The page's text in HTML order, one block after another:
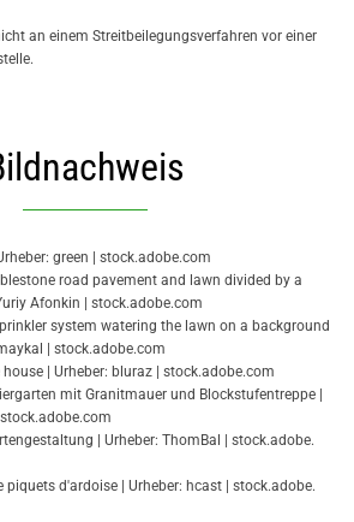
an einem Streit­bei­le­gungs­ver­fah­ren vor einer
green | stock.​adobe.​com
road pavement and lawn divided by a
Afonkin | stock.​adobe.​com
system watering the lawn on a background
| stock.​adobe.​com
| Ur­he­ber: bluraz | stock.​adobe.​com
mit Granitmauer und Blockstufentreppe |
| Ur­he­ber: ThomBal | stock.​adobe.​
d'ardoise | Ur­he­ber: hcast | stock.​adobe.​